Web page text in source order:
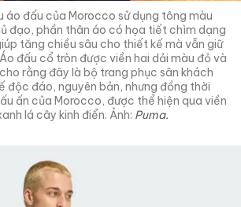
áo đấu của Morocco sử dụng tông màu
đạo, phần thân áo có họa tiết chìm dạng
tăng chiều sâu cho thiết kế mà vẫn giữ
đấu cổ tròn được viền hai dải màu đỏ và
cho rằng đây là bộ trang phục sân khách
độc đáo, nguyên bản, nhưng đồng thời
ấn của Morocco, được thể hiện qua viền
lá cây kinh điển. Ảnh: Puma.